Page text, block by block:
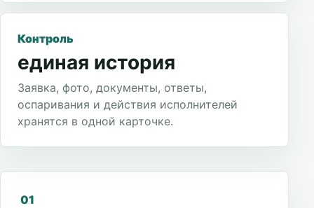
Контроль
единая история
Заявка, фото, документы, ответы,
оспаривания и действия исполнителей
хранятся в одной карточке.
01